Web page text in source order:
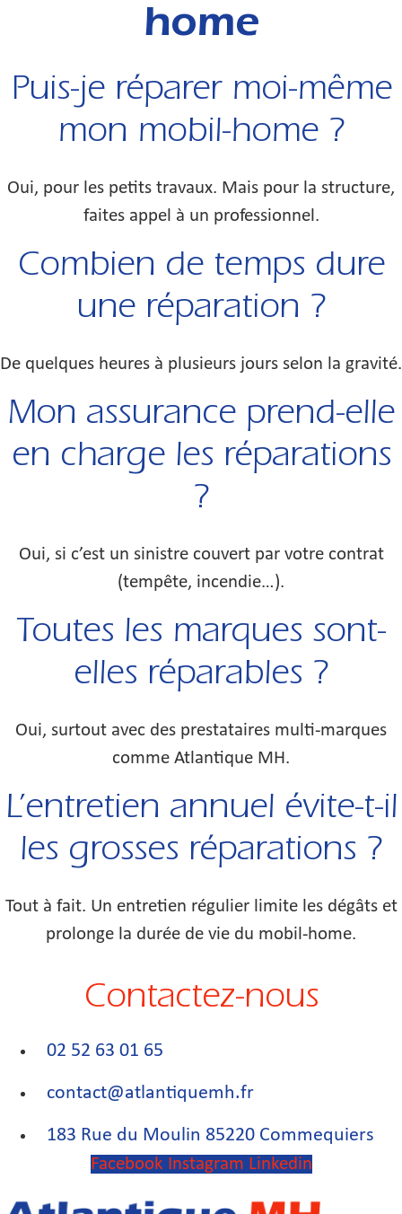
home
Puis-je réparer moi-même
mon mobil-home ?
Oui, pour les petits travaux. Mais pour la structure,
faites appel à un professionnel.
Combien de temps dure
une réparation ?
De quelques heures à plusieurs jours selon la gravité.
Mon assurance prend-elle
en charge les réparations
?
Oui, si c’est un sinistre couvert par votre contrat
(tempête, incendie…).
Toutes les marques sont-
elles réparables ?
Oui, surtout avec des prestataires multi-marques
comme Atlantique MH.
L’entretien annuel évite-t-il
les grosses réparations ?
Tout à fait. Un entretien régulier limite les dégâts et
prolonge la durée de vie du mobil-home.
Contactez-nous
02 52 63 01 65
contact@atlantiquemh.fr
183 Rue du Moulin 85220 Commequiers
Facebook Instagram Linkedin